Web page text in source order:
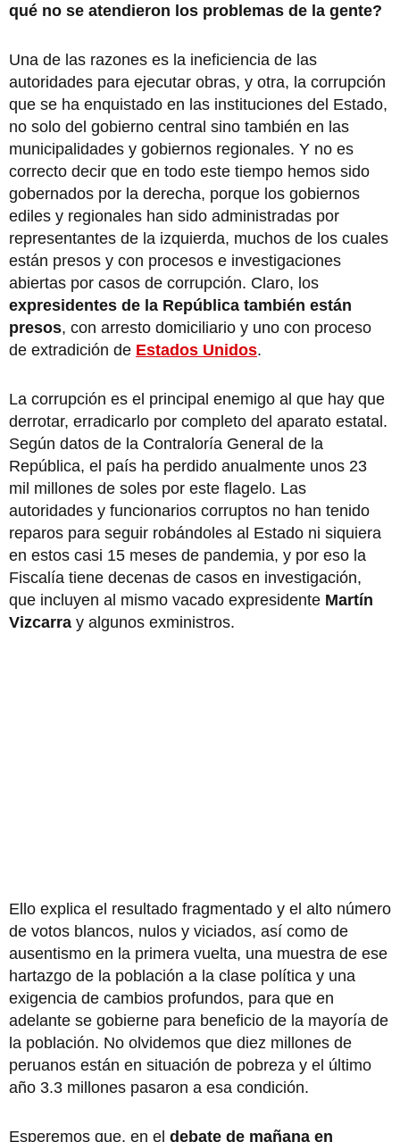
qué no se atendieron los problemas de la gente?
Una de las razones es la ineficiencia de las
autoridades para ejecutar obras, y otra, la corrupción
que se ha enquistado en las instituciones del Estado,
no solo del gobierno central sino también en las
municipalidades y gobiernos regionales. Y no es
correcto decir que en todo este tiempo hemos sido
gobernados por la derecha, porque los gobiernos
ediles y regionales han sido administradas por
representantes de la izquierda, muchos de los cuales
están presos y con procesos e investigaciones
abiertas por casos de corrupción. Claro, los
expresidentes de la República también están
presos, con arresto domiciliario y uno con proceso
de extradición de Estados Unidos.
La corrupción es el principal enemigo al que hay que
derrotar, erradicarlo por completo del aparato estatal.
Según datos de la Contraloría General de la
República, el país ha perdido anualmente unos 23
mil millones de soles por este flagelo. Las
autoridades y funcionarios corruptos no han tenido
reparos para seguir robándoles al Estado ni siquiera
en estos casi 15 meses de pandemia, y por eso la
Fiscalía tiene decenas de casos en investigación,
que incluyen al mismo vacado expresidente Martín
Vizcarra y algunos exministros.
Ello explica el resultado fragmentado y el alto número
de votos blancos, nulos y viciados, así como de
ausentismo en la primera vuelta, una muestra de ese
hartazgo de la población a la clase política y una
exigencia de cambios profundos, para que en
adelante se gobierne para beneficio de la mayoría de
la población. No olvidemos que diez millones de
peruanos están en situación de pobreza y el último
año 3.3 millones pasaron a esa condición.
Esperemos que, en el debate de mañana en